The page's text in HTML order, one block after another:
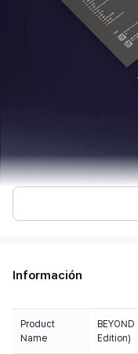
Información
Product
Name
Edition)